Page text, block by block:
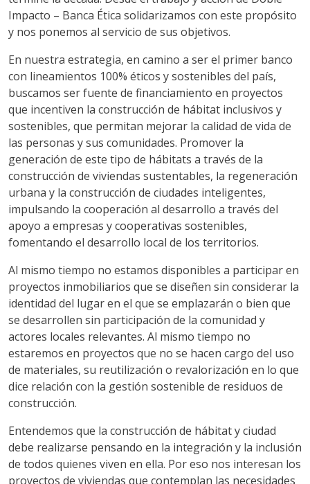
Impacto – Banca Ética solidarizamos con este propósito
y nos ponemos al servicio de sus objetivos.
En nuestra estrategia, en camino a ser el primer banco
con lineamientos 100% éticos y sostenibles del país,
buscamos ser fuente de financiamiento en proyectos
que incentiven la construcción de hábitat inclusivos y
sostenibles, que permitan mejorar la calidad de vida de
las personas y sus comunidades. Promover la
generación de este tipo de hábitats a través de la
construcción de viviendas sustentables, la regeneración
urbana y la construcción de ciudades inteligentes,
impulsando la cooperación al desarrollo a través del
apoyo a empresas y cooperativas sostenibles,
fomentando el desarrollo local de los territorios.
Al mismo tiempo no estamos disponibles a participar en
proyectos inmobiliarios que se diseñen sin considerar la
identidad del lugar en el que se emplazarán o bien que
se desarrollen sin participación de la comunidad y
actores locales relevantes. Al mismo tiempo no
estaremos en proyectos que no se hacen cargo del uso
de materiales, su reutilización o revalorización en lo que
dice relación con la gestión sostenible de residuos de
construcción.
Entendemos que la construcción de hábitat y ciudad
debe realizarse pensando en la integración y la inclusión
de todos quienes viven en ella. Por eso nos interesan los
proyectos de viviendas que contemplan las necesidades